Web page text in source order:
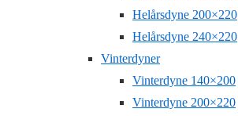
Helårsdyne 200×220
Helårsdyne 240×220
Vinterdyner
Vinterdyne 140×200
Vinterdyne 200×220